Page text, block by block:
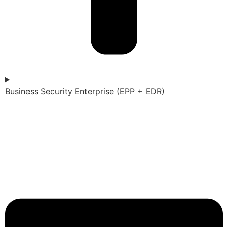
Business Security Enterprise (EPP + EDR)